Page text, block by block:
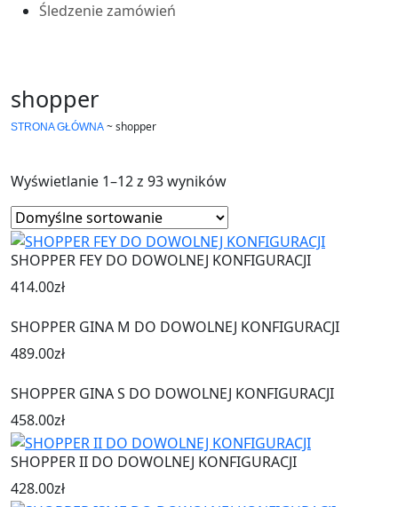
Śledzenie zamówień
shopper
STRONA GŁÓWNA ~shopper
Wyświetlanie 1–12 z 93 wyników
SHOPPER FEY DO DOWOLNEJ KONFIGURACJI
414.00zł
SHOPPER GINA M DO DOWOLNEJ KONFIGURACJI
489.00zł
SHOPPER GINA S DO DOWOLNEJ KONFIGURACJI
458.00zł
SHOPPER II DO DOWOLNEJ KONFIGURACJI
428.00zł